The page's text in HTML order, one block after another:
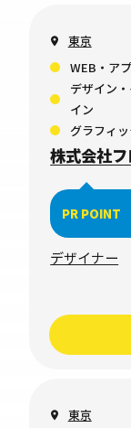
東京
WEB・ア
デザイン
イン
グラフィ
株式会社
PR POINT
デザイナー
東京